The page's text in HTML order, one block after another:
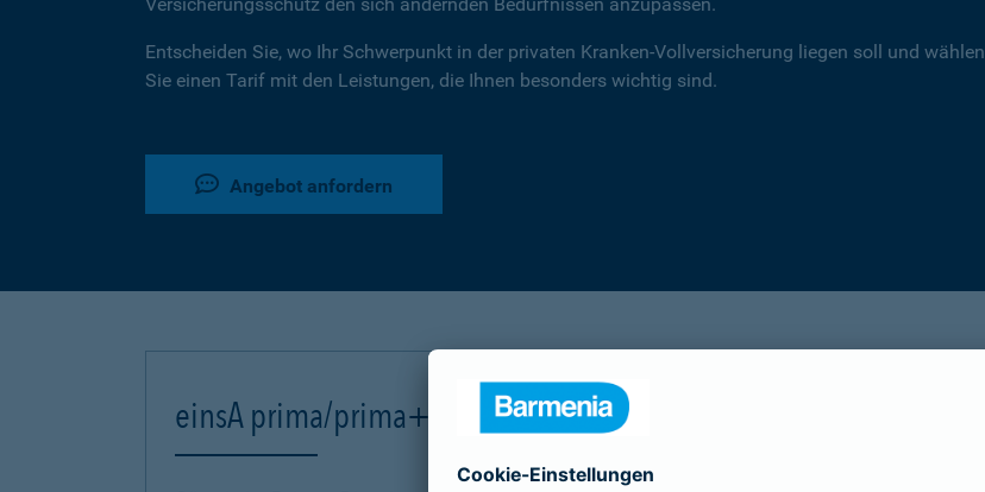
Entscheiden Sie, wo Ihr Schwerpunkt in der privaten Kranken-Vollversicherung liegen soll und wählen
Sie einen Tarif mit den Leistungen, die Ihnen besonders wichtig sind.
Angebot anfordern
einsA prima/prima+ einsA primex